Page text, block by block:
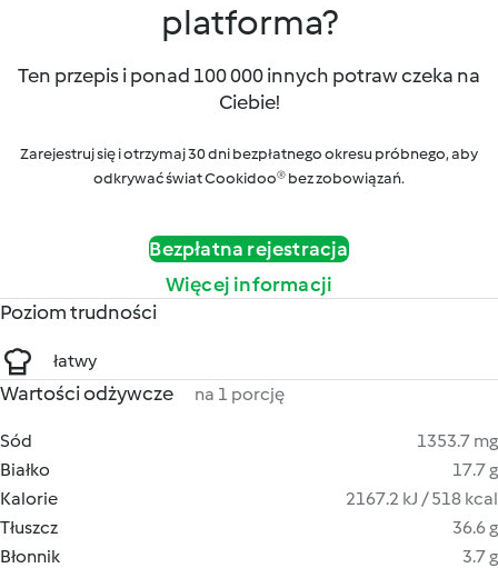
platforma?
Ten przepis i ponad 100 000 innych potraw czeka na
Ciebie!
Zarejestruj się i otrzymaj 30 dni bezpłatnego okresu próbnego, aby
odkrywać świat Cookidoo® bez zobowiązań.
Bezpłatna rejestracja
Więcej informacji
Poziom trudności
łatwy
Wartości odżywcze na 1 porcję
Sód
1353.7 mg
Białko
17.7 g
Kalorie
2167.2 kJ / 518 kcal
Tłuszcz
36.6 g
Błonnik
3.7 g